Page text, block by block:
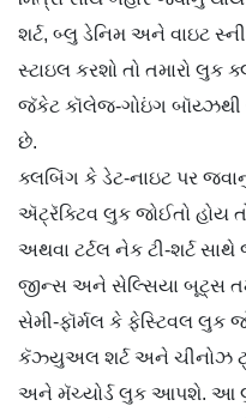
શર્ટ, બ્લુ ડેનિમ અને વાઇટ
સ્ટાઇલ કરશો તો તમારો
જૅકેટ કૉલેજ-ગોઇંગ બૉય્ઝથી
છે.
ક્લબિંગ કે ડેટ-નાઇટ પર
ઍટ્રૅક્ટિવ લુક જોઈતો હોય
અથવા ટર્ટલ નેક ટી-શર્ટ
જીન્સ અને સેલ્સિયા બૂટ્સ
સેમી-ફૉર્મલ કે ફેસ્ટિવલ લુક
કૅઝ્યુઅલ શર્ટ અને ચીનોઝ
અને મૅચ્યોર્ડ લુક આપશે. આ લુક